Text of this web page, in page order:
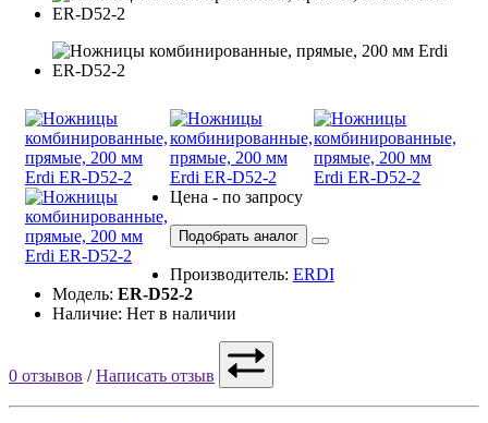
Цена - по запросу
Подобрать аналог
Производитель: ERDI
Модель: ER-D52-2
Наличие: Нет в наличии
0 отзывов /Написать отзыв